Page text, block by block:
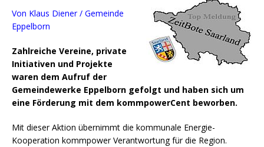
Von Klaus Diener / Gemeinde
Eppelborn
Zahlreiche Vereine, private
Initiativen und Projekte
waren dem Aufruf der
Gemeindewerke Eppelborn gefolgt und haben sich um
eine Förderung mit dem kommpowerCent beworben.
Mit dieser Aktion übernimmt die kommunale Energie-
Kooperation kommpower Verantwortung für die Region.